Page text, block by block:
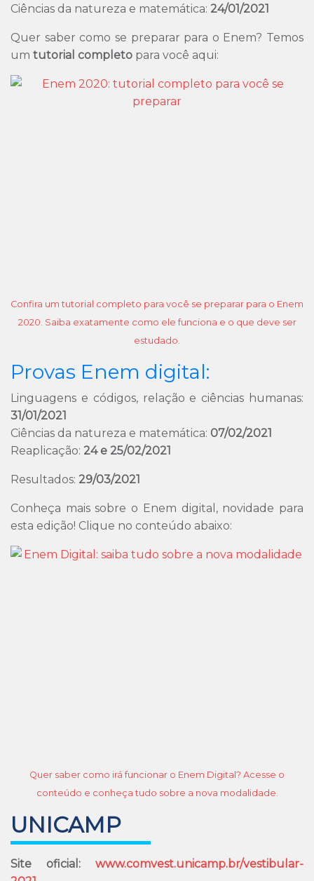
Ciências da natureza e matemática: 24/01/2021
Quer saber como se preparar para o Enem? Temos
um tutorial completo para você aqui:
Confira um tutorial completo para você se preparar para o Enem
2020. Saiba exatamente como ele funciona e o que deve ser
estudado.
Provas Enem digital:
Linguagens e códigos, relação e ciências humanas:
31/01/2021
Ciências da natureza e matemática: 07/02/2021
Reaplicação: 24 e 25/02/2021
Resultados: 29/03/2021
Conheça mais sobre o Enem digital, novidade para
esta edição! Clique no conteúdo abaixo:
Quer saber como irá funcionar o Enem Digital? Acesse o
conteúdo e conheça tudo sobre a nova modalidade.
UNICAMP
Site oficial: www.comvest.unicamp.br/vestibular-